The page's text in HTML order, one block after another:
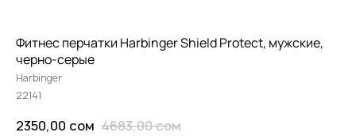
Фитнес перчатки Harbinger Shield Protect, мужские,
черно-серые
Harbinger
22141
2350,00 сом 4683,00сом